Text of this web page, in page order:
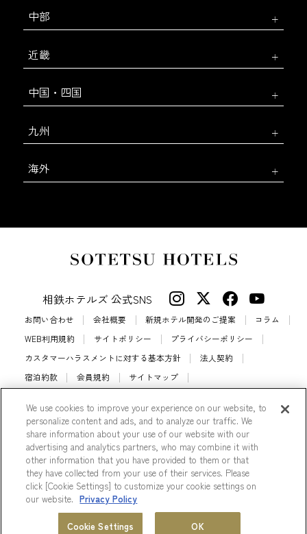
ホテル一覧 会員プログラム
中部
近畿
中国・四国
九州
海外
相鉄ホテルズ 公式SNS
お問い合わせ 会社概要 新規ホテル開発のご提案
コラム
WEB利用規約
サイトポリシー
プライバシーポリシー
カスタマーハラスメントに対する基本方針
法人契約
宿泊約款
会員規約
サイトマップ
Cookie Settings
© Sotetsu Hotel Management CO., LTD.
We use cookies to improve your experience on our website, to
personalize content and ads, and to analyze our traffic. We
share information about your use of our website with our
advertising and analytics partners, who may combine it with
other information that you have provided to them or that
they have collected from your use of their services. Please
click [Cookie Settings] to customize your cookie settings on
our website. Privacy Policy
Cookie Settings OK